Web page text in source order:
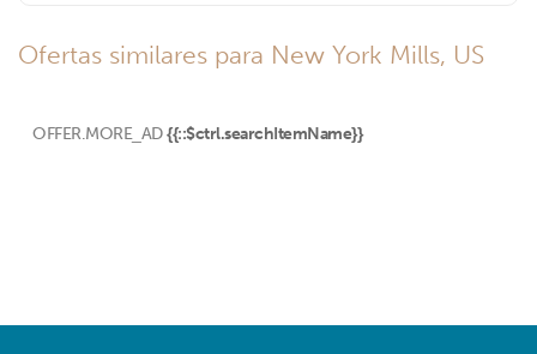
Ofertas similares para New York Mills, US
OFFER.MORE_AD {{::$ctrl.searchItemName}}